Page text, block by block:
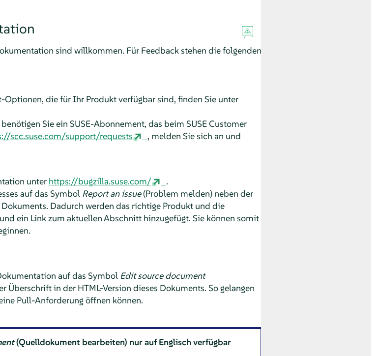
sind willkommen. Für Feedback stehen die folgenden
die für Ihr Produkt verfügbar sind, finden Sie unter
Sie ein SUSE-Abonnement, das beim SUSE Customer
scc.suse.com/support/requests
, melden Sie sich an und
unter https://bugzilla.suse.com/
.
auf das Symbol Report an issue(Problem melden) neben der
Dadurch werden das richtige Produkt und die
ein Link zum aktuellen Abschnitt hinzugefügt. Sie können somit
auf das Symbol Edit source document
Überschrift in der HTML-Version dieses Dokuments. So gelangen
Pull-Anforderung öffnen können.
(Quelldokument bearbeiten) nur auf Englisch verfügbar